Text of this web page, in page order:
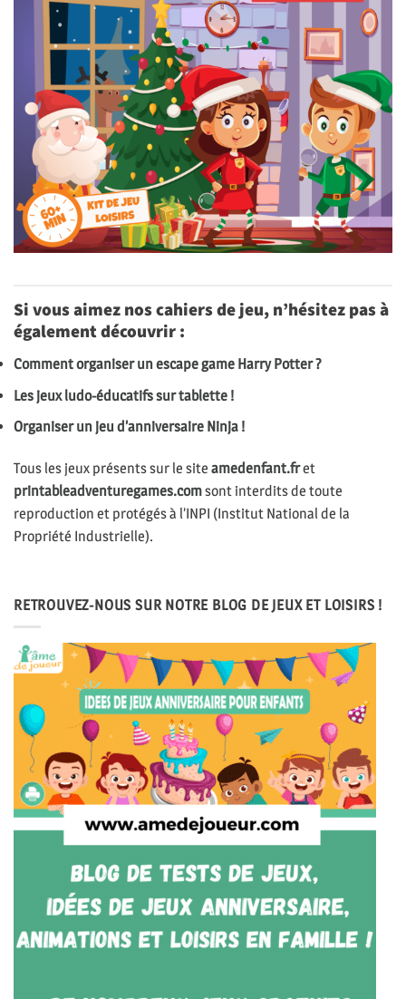
Si vous aimez nos cahiers de jeu, n’hésitez pas à
également découvrir :
Comment organiser un escape game Harry Potter ?
Les jeux ludo-éducatifs sur tablette !
Organiser un jeu d’anniversaire Ninja !
Tous les jeux présents sur le site amedenfant.fret
printableadventuregames.comsont interdits de toute
reproduction et protégés à l’INPI (Institut National de la
Propriété Industrielle).
RETROUVEZ-NOUS SUR NOTRE BLOG DE JEUX ET LOISIRS !